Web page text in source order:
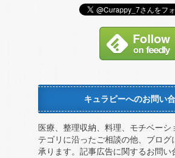
キュラピーへのお問い
医療、整理収納、料理、モチベーシ
テゴリに沿ったご相談の他、ブログ
承ります。記事広告に関するお問い